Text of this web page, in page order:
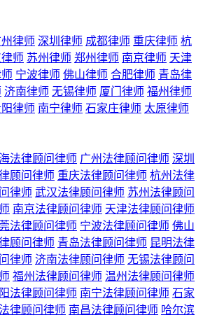
律师 深圳律师 成都律师 重庆律师 杭
师 苏州律师 郑州律师 南京律师 天津
宁波律师 佛山律师 合肥律师 青岛律
济南律师 无锡律师 厦门律师 福州律师
律师 南宁律师 石家庄律师 太原律师
海法律顾问律师 广州法律顾问律师 深圳
顾问律师 重庆法律顾问律师 杭州法律
律师 武汉法律顾问律师 苏州法律顾问
南京法律顾问律师 天津法律顾问律师
法律顾问律师 宁波法律顾问律师 佛山
顾问律师 青岛法律顾问律师 昆明法律
律师 济南法律顾问律师 无锡法律顾问
福州法律顾问律师 温州法律顾问律师
法律顾问律师 南宁法律顾问律师 石家
律顾问律师 南昌法律顾问律师 哈尔滨